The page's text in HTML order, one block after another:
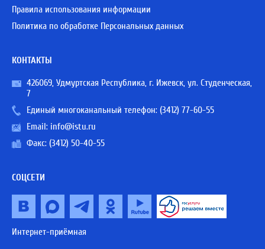
Правила использования информации
Политика по обработке Персональных данных
КОНТАКТЫ
426069, Удмуртская Республика, г. Ижевск, ул. Студенческая,
7
Единый многоканальный телефон: (3412) 77-60-55
Email: info@istu.ru
Факс: (3412) 50-40-55
СОЦСЕТИ
Интернет-приёмная